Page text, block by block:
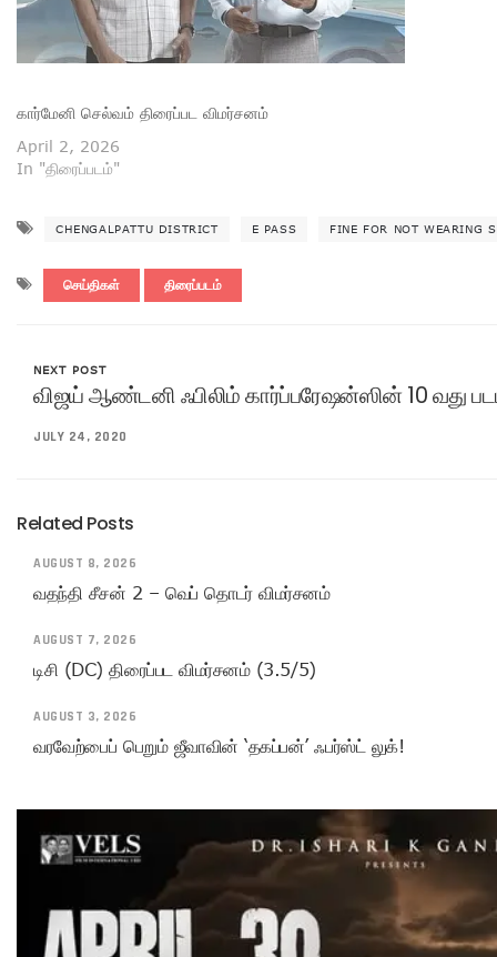
கார்மேனி செல்வம் திரைப்பட விமர்சனம்
April 2, 2026
In "திரைப்படம்"
CHENGALPATTU DISTRICT E PASS FINE FOR NOT WEARING
செய்திகள் திரைப்படம்
NEXT POST
விஜய் ஆண்டனி ஃபிலிம் கார்ப்பரேஷன்ஸின் 10 வது
JULY 24, 2020
Related Posts
AUGUST 8, 2026
வதந்தி சீசன் 2 – வெப் தொடர் விமர்சனம்
AUGUST 7, 2026
டிசி (DC) திரைப்பட விமர்சனம் (3.5/5)
AUGUST 3, 2026
வரவேற்பைப் பெறும் ஜீவாவின் ‘தகப்பன்’ ஃபர்ஸ்ட் லுக்!